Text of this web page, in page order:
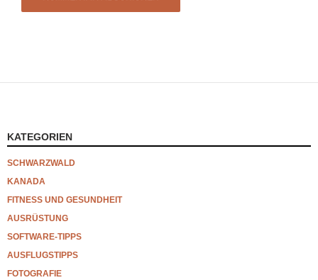
KATEGORIEN
SCHWARZWALD
KANADA
FITNESS UND GESUNDHEIT
AUSRÜSTUNG
SOFTWARE-TIPPS
AUSFLUGSTIPPS
FOTOGRAFIE